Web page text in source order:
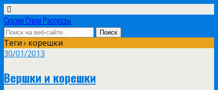
Сказки Стихи Рассказы
Теги › корешки
30/01/2013
Вершки и корешки